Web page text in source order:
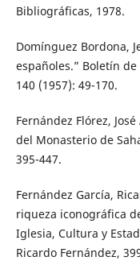
Bibliográficas, 1978.
Domínguez Bordona,
españoles.” Boletín
140 (1957): 49-170.
Fernández Flórez,
del Monasterio de
395-447.
Fernández García,
riqueza iconográfica
Iglesia, Cultura y
Ricardo Fernández,